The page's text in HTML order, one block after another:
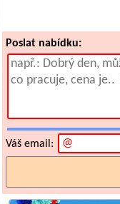
Poslat nabídku:
Váš email: